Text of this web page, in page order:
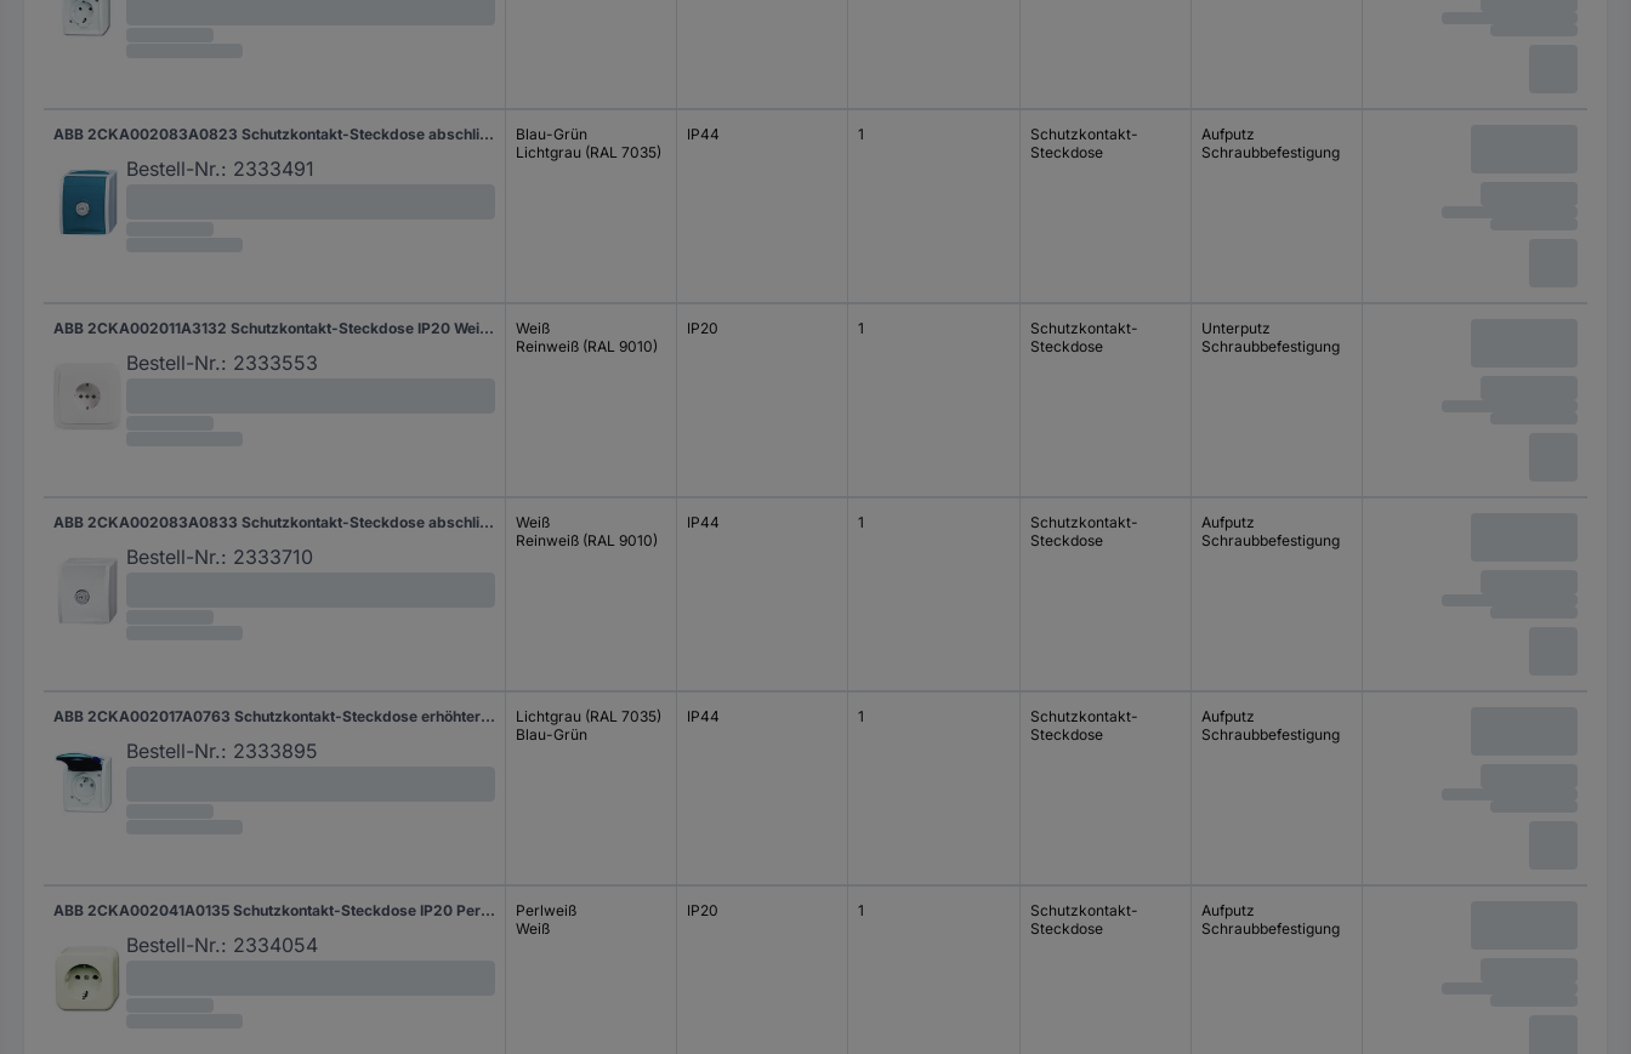
ABB 2CKA002083A0823 Schutzkontakt-Steckdose abschließbar IP44 Blau-Grün, Lichtgrau (RAL 7035)
Bestell-Nr.: 2333491
Blau-Grün
Lichtgrau (RAL 7035)
IP44 1
Schutzkontakt-
Steckdose
Aufputz
Schraubbefestigung
ABB 2CKA002011A3132 Schutzkontakt-Steckdose IP20 Weiß, Reinweiß (RAL 9010)
Bestell-Nr.: 2333553
Weiß
Reinweiß (RAL 9010)
IP20 1
Schutzkontakt-
Steckdose
Unterputz
Schraubbefestigung
ABB 2CKA002083A0833 Schutzkontakt-Steckdose abschließbar IP44 Weiß, Reinweiß (RAL 9010)
Bestell-Nr.: 2333710
Weiß
Reinweiß (RAL 9010)
IP44 1
Schutzkontakt-
Steckdose
Aufputz
Schraubbefestigung
ABB 2CKA002017A0763 Schutzkontakt-Steckdose erhöhter Berührungsschutz IP44 Lichtgrau (RAL 7035), Blau-Grün
Bestell-Nr.: 2333895
Lichtgrau (RAL 7035)
Blau-Grün
IP44 1
Schutzkontakt-
Steckdose
Aufputz
Schraubbefestigung
ABB 2CKA002041A0135 Schutzkontakt-Steckdose IP20 Perlweiß, Weiß
Bestell-Nr.: 2334054
Perlweiß
Weiß
IP20 1
Schutzkontakt-
Steckdose
Aufputz
Schraubbefestigung